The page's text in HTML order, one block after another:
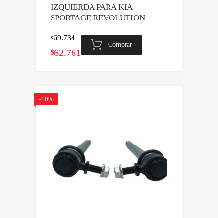
IZQUIERDA PARA KIA
SPORTAGE REVOLUTION
$69.734
El
era:
$62.761El
Comprar
-10%